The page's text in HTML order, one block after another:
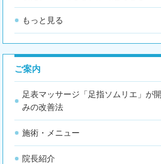
もっと見る
ご案内
足表マッサージ「足指ソムリエ」が
みの改善法
施術・メニュー
院長紹介